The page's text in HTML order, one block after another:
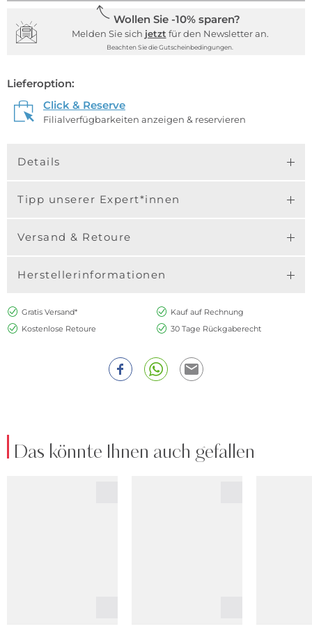
Wollen Sie -10% sparen?
Melden Sie sich jetzt für den Newsletter an.
Beachten Sie die Gutscheinbedingungen.
Lieferoption:
Click & Reserve
Filialverfügbarkeiten anzeigen & reservieren
Details
Tipp unserer Expert*innen
Versand & Retoure
Herstellerinformationen
Gratis Versand*
Kauf auf Rechnung
Kostenlose Retoure
30 Tage Rückgaberecht
Das könnte Ihnen auch gefallen